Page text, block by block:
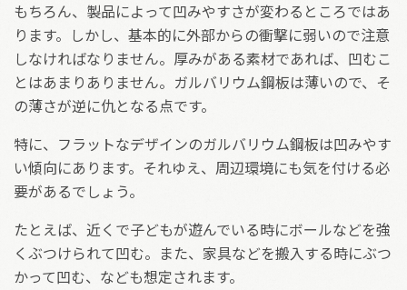
もちろん、製品によって凹みやすさが変わるところではあ
ります。しかし、基本的に外部からの衝撃に弱いので注意
しなければなりません。厚みがある素材であれば、凹むこ
とはあまりありません。ガルバリウム鋼板は薄いので、そ
の薄さが逆に仇となる点です。
特に、フラットなデザインのガルバリウム鋼板は凹みやす
い傾向にあります。それゆえ、周辺環境にも気を付ける必
要があるでしょう。
たとえば、近くで子どもが遊んでいる時にボールなどを強
くぶつけられて凹む。また、家具などを搬入する時にぶつ
かって凹む、なども想定されます。